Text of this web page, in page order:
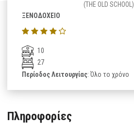
(THE OLD SCHOOL)
ΞΕΝΟΔΟΧΕΙΟ
10
27
Περίοδος Λειτουργίας: Όλο το χρόνο
Πληροφορίες